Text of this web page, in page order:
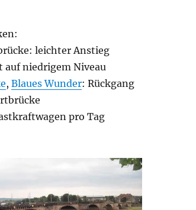
leichter Anstieg
auf niedrigem Niveau
, Blaues Wunder: Rückgang
pro Tag